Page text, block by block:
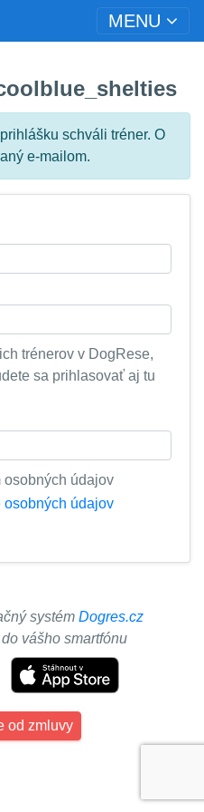
MENU
schváli tréner. O
e-mailom.
trénerov v DogRese,
sa prihlasovať aj tu
osobných údajov
údajov
systém Dogres.cz
vášho smartfónu
od zmluvy